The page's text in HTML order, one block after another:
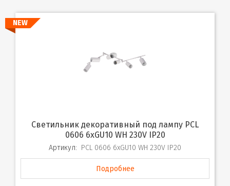
NEW
Светильник декоративный под лампу PCL
0606 6xGU10 WH 230V IP20
Артикул: PCL 0606 6xGU10 WH 230V IP20
Подробнее